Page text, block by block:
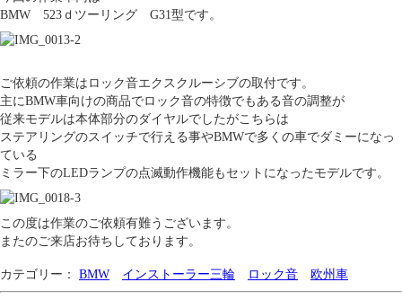
BMW 523ｄツーリング G31型です。
ご依頼の作業はロック音エクスクルーシブの取付です。
主にBMW車向けの商品でロック音の特徴でもある音の調整が
従来モデルは本体部分のダイヤルでしたがこちらは
ステアリングのスイッチで行える事やBMWで多くの車でダミーになっ
ている
ミラー下のLEDランプの点滅動作機能もセットになったモデルです。
この度は作業のご依頼有難うございます。
またのご来店お待ちしております。
カテゴリー： BMW インストーラー三輪 ロック音 欧州車